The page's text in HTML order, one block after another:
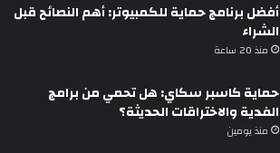
أفضل برنامج حماية للكمبيوتر: أهم النصائح قبل
الشراء
منذ 20 ساعة
حماية كاسبر سكاي: هل تحمي من برامج
الفدية والاختراقات الحديثة؟
منذ يومين